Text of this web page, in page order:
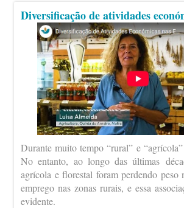
Diversificação de atividades
Durante muito tempo “rural” e
No entanto, ao longo das últimas
agrícola e florestal foram perdendo peso
emprego nas zonas rurais, e essa
evidente.